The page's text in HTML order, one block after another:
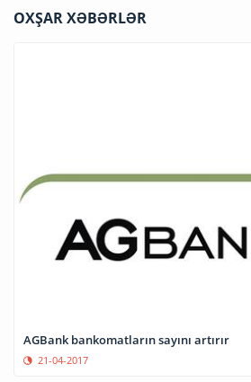
OXŞAR XƏBƏRLƏR
AGBank bankomatların sayını artırır
21-04-2017